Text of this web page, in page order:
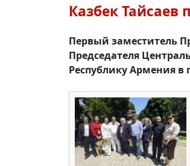
Казбек Тайсаев
Первый заместитель
Председателя
Республику Армения в